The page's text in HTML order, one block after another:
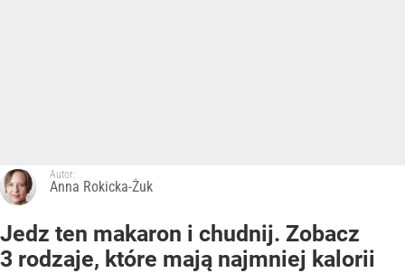
Autor:
Anna Rokicka-Żuk
Jedz ten makaron i chudnij. Zobacz
3 rodzaje, które mają najmniej kalorii